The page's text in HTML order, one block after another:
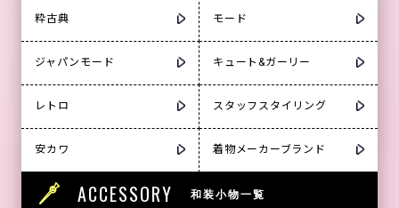
粋古典 モード
ジャパンモード キュート&ガーリー
レトロ スタッフスタイリング
安カワ 着物メーカーブランド
ACCESSORY 和装小物一覧